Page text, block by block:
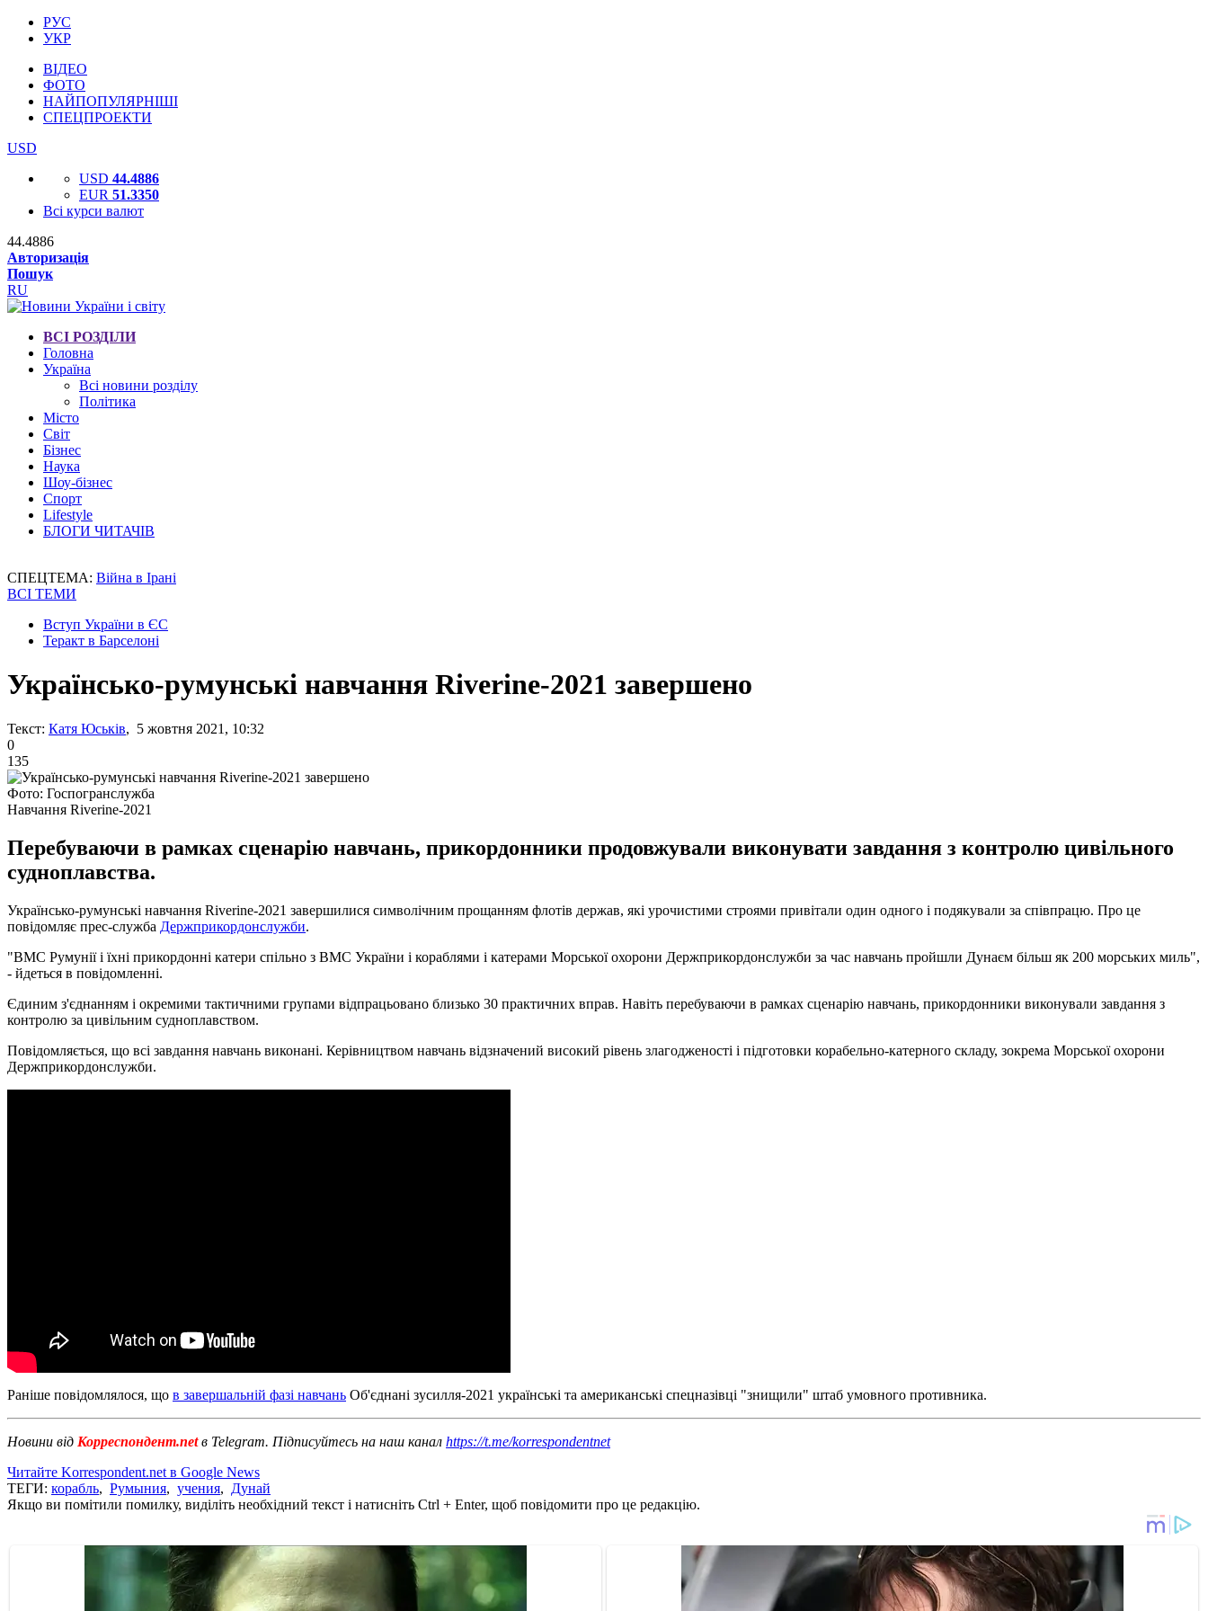
РУС
УКР
ВІДЕО
ФОТО
НАЙПОПУЛЯРНІШІ
СПЕЦПРОЕКТИ
USD
USD 44.4886
EUR 51.3350
Всі курси валют
44.4886
Авторизація
Пошук
RU
ВСІ РОЗДІЛИ
Головна
Україна
Всі новини розділу
Політика
Місто
Світ
Бізнес
Наука
Шоу-бізнес
Спорт
Lifestyle
БЛОГИ ЧИТАЧІВ
СПЕЦТЕМА: Війна в Ірані
ВСІ ТЕМИ
Вступ України в ЄС
Теракт в Барселоні
Українсько-румунські навчання Riverine-2021 завершено
Текст: Катя Юськів, 5 жовтня 2021, 10:32
0
135
Фото: Госпогранслужба
Навчання Riverine-2021
Перебуваючи в рамках сценарію навчань, прикордонники продовжували виконувати завдання з контролю цивільного
судноплавства.
Українсько-румунські навчання Riverine-2021 завершилися символічним прощанням флотів держав, які урочистими строями привітали один одного і подякували за співпрацю. Про це
повідомляє прес-служба Держприкордонслужби.
"ВМС Румунії і їхні прикордонні катери спільно з ВМС України і кораблями і катерами Морської охорони Держприкордонслужби за час навчань пройшли Дунаєм більш як 200 морських миль",
- йдеться в повідомленні.
Єдиним з'єднанням і окремими тактичними групами відпрацьовано близько 30 практичних вправ. Навіть перебуваючи в рамках сценарію навчань, прикордонники виконували завдання з
контролю за цивільним судноплавством.
Повідомляється, що всі завдання навчань виконані. Керівництвом навчань відзначений високий рівень злагодженості і підготовки корабельно-катерного складу, зокрема Морської охорони
Держприкордонслужби.
Раніше повідомлялося, що в завершальній фазі навчань Об'єднані зусилля-2021 українські та американські спецназівці "знищили" штаб умовного противника.
Новини від Корреспондент.netв Telegram. Підписуйтесь на наш канал https://t.me/korrespondentnet
Читайте Korrespondent.net в Google News
ТЕГИ: корабль, Румыния, учения, Дунай
Якщо ви помітили помилку, виділіть необхідний текст і натисніть Ctrl + Enter, щоб повідомити про це редакцію.